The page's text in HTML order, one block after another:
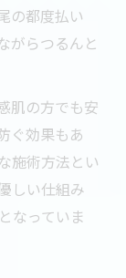
の都度払い
がらつるんと
肌の方でも安
ぐ効果もあ
施術方法とい
しい仕組み
なっていま